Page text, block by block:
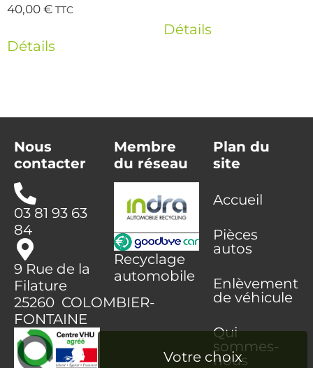
40,00€ TTC
Détails
Détails
Nous
contacter
03 81 93 63
84
9 Rue de la
Filature
25260 COLOMBIER-
FONTAINE
Membre
du réseau
Recyclage
automobile
Plan du
site
Accueil
Pièces
autos
Enlèvement
de véhicule
Qui
sommes-
nous